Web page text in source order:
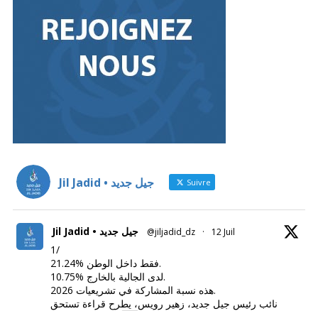
Jil Jadid • جيل جديد Suivre
Jil Jadid • جيل جديد @jiljadid_dz · 12 Juil
1/
21.24% فقط داخل الوطن.
10.75% لدى الجالية بالخارج.
هذه نسبة المشاركة في تشريعيات 2026.
نائب رئيس جيل جديد، زهير رويس، يطرح قراءة تستحق